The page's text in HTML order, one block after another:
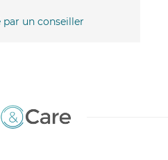
par un conseiller